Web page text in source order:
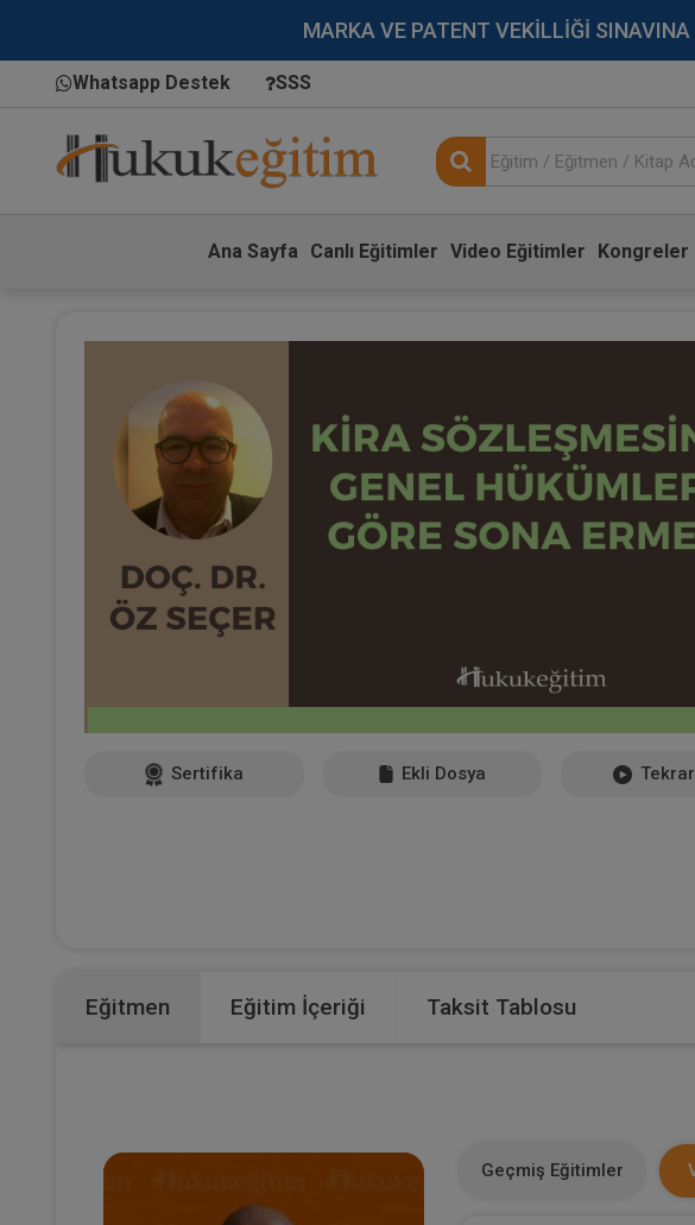
MARKA VE PATENT VEKİLLİĞİ
Whatsapp Destek SSS
Ana Sayfa Canlı Eğitimler Video Eğitimler Kongreler
Sertifika Ekli Dosya
Eğitmen Eğitim İçeriği Taksit Tablosu
Geçmiş Eğitimler